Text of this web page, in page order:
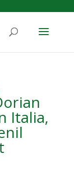
Italia,